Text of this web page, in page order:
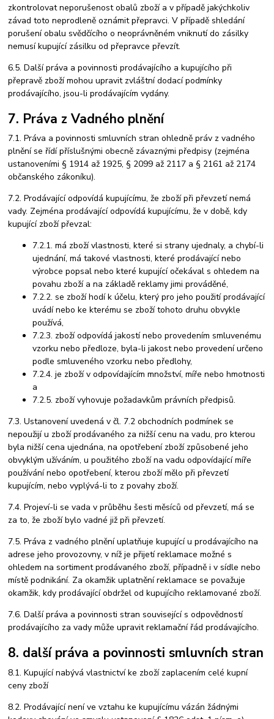
zkontrolovat neporušenost obalů zboží a v případě jakýchkoliv
závad toto neprodleně oznámit přepravci. V případě shledání
porušení obalu svědčícího o neoprávněném vniknutí do zásilky
nemusí kupující zásilku od přepravce převzít.
6.5. Další práva a povinnosti prodávajícího a kupujícího při
přepravě zboží mohou upravit zvláštní dodací podmínky
prodávajícího, jsou-li prodávajícím vydány.
7. Práva z Vadného plnění
7.1. Práva a povinnosti smluvních stran ohledně práv z vadného
plnění se řídí příslušnými obecně závaznými předpisy (zejména
ustanoveními § 1914 až 1925, § 2099 až 2117 a § 2161 až 2174
občanského zákoníku).
7.2. Prodávající odpovídá kupujícímu, že zboží při převzetí nemá
vady. Zejména prodávající odpovídá kupujícímu, že v době, kdy
kupující zboží převzal:
7.2.1. má zboží vlastnosti, které si strany ujednaly, a chybí-li
ujednání, má takové vlastnosti, které prodávající nebo
výrobce popsal nebo které kupující očekával s ohledem na
povahu zboží a na základě reklamy jimi prováděné,
7.2.2. se zboží hodí k účelu, který pro jeho použití prodávající
uvádí nebo ke kterému se zboží tohoto druhu obvykle
používá,
7.2.3. zboží odpovídá jakostí nebo provedením smluvenému
vzorku nebo předloze, byla-li jakost nebo provedení určeno
podle smluveného vzorku nebo předlohy,
7.2.4. je zboží v odpovídajícím množství, míře nebo hmotnosti
a
7.2.5. zboží vyhovuje požadavkům právních předpisů.
7.3. Ustanovení uvedená v čl. 7.2 obchodních podmínek se
nepoužijí u zboží prodávaného za nižší cenu na vadu, pro kterou
byla nižší cena ujednána, na opotřebení zboží způsobené jeho
obvyklým užíváním, u použitého zboží na vadu odpovídající míře
používání nebo opotřebení, kterou zboží mělo při převzetí
kupujícím, nebo vyplývá-li to z povahy zboží.
7.4. Projeví-li se vada v průběhu šesti měsíců od převzetí, má se
za to, že zboží bylo vadné již při převzetí.
7.5. Práva z vadného plnění uplatňuje kupující u prodávajícího na
adrese jeho provozovny, v níž je přijetí reklamace možné s
ohledem na sortiment prodávaného zboží, případně i v sídle nebo
místě podnikání. Za okamžik uplatnění reklamace se považuje
okamžik, kdy prodávající obdržel od kupujícího reklamované zboží.
7.6. Další práva a povinnosti stran související s odpovědností
prodávajícího za vady může upravit reklamační řád prodávajícího.
8. další práva a povinnosti smluvních stran
8.1. Kupující nabývá vlastnictví ke zboží zaplacením celé kupní
ceny zboží
8.2. Prodávající není ve vztahu ke kupujícímu vázán žádnými